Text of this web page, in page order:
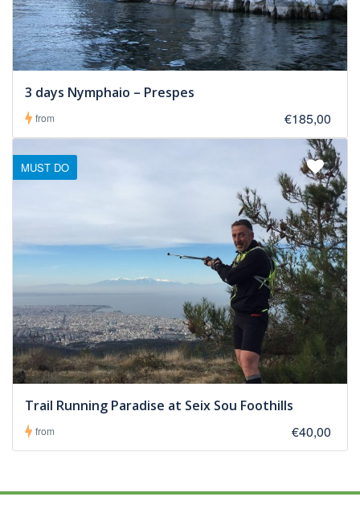
3 days Nymphaio – Prespes
from €185,00
MUST DO
Trail Running Paradise at Seix Sou Foothills
from €40,00